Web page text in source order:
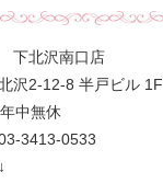
下北沢南口店
沢2-12-8 半戸ビル 1F
中無休
3413-0533